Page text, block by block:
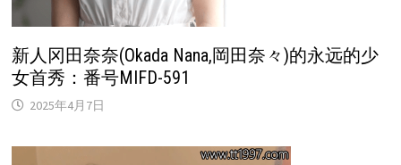
新人冈田奈奈(Okada Nana,岡田奈々)的永远的少
女首秀：番号MIFD-591
2025年4月7日